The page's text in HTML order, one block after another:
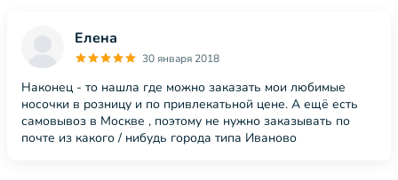
Елена
30 января 2018
Наконец - то нашла где можно заказать мои любимые
носочки в розницу и по привлекатьной цене. А ещё есть
самовывоз в Москве , поэтому не нужно заказывать по
почте из какого / нибудь города типа Иваново